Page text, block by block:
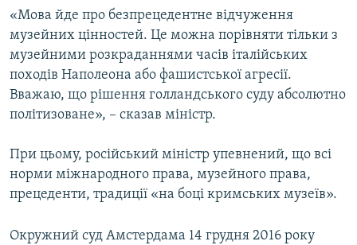
«Мова йде про безпрецедентне відчуження
музейних цінностей. Це можна порівняти тільки з
музейними розкраданнями часів італійських
походів Наполеона або фашистської агресії.
Вважаю, що рішення голландського суду абсолютно
політизоване», – сказав міністр.
При цьому, російський міністр упевнений, що всі
норми міжнародного права, музейного права,
прецеденти, традиції «на боці кримських музеїв».
Окружний суд Амстердама 14 грудня 2016 року